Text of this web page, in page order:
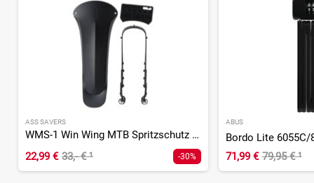
ASS SAVERS
WMS-1 Win Wing MTB Spritzschutz HR Stealth
22,99 € 33,- €¹ -30%
ABUS
Bordo Lite
71,99 € 79,95 €¹